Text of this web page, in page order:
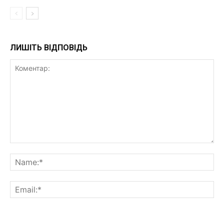
ЛИШІТЬ ВІДПОВІДЬ